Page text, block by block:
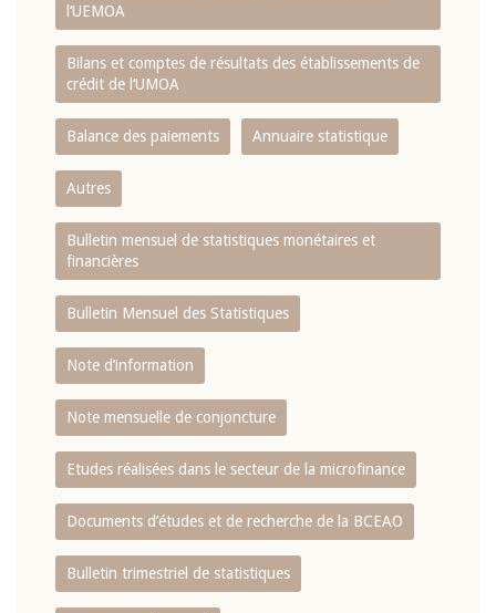
l‘UEMOA
Bilans et comptes de résultats des établissements de
crédit de l‘UMOA
Balance des paiements Annuaire statistique
Autres
Bulletin mensuel de statistiques monétaires et
financières
Bulletin Mensuel des Statistiques
Note d’information
Note mensuelle de conjoncture
Etudes réalisées dans le secteur de la microfinance
Documents d’études et de recherche de la BCEAO
Bulletin trimestriel de statistiques